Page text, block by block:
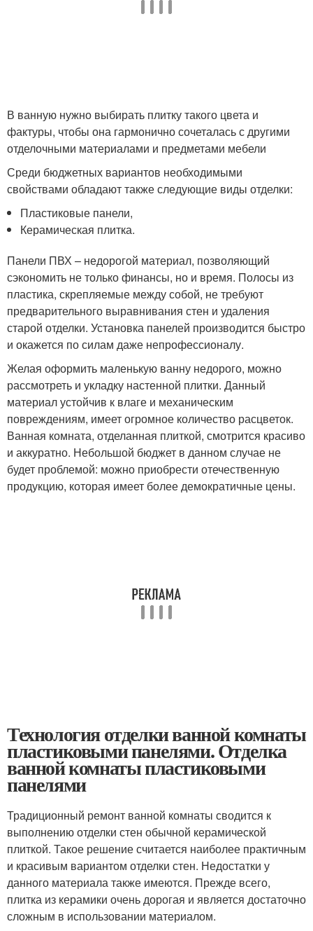
В ванную нужно выбирать плитку такого цвета и
фактуры, чтобы она гармонично сочеталась с другими
отделочными материалами и предметами мебели
Среди бюджетных вариантов необходимыми
свойствами обладают также следующие виды отделки:
Пластиковые панели,
Керамическая плитка.
Панели ПВХ – недорогой материал, позволяющий
сэкономить не только финансы, но и время. Полосы из
пластика, скрепляемые между собой, не требуют
предварительного выравнивания стен и удаления
старой отделки. Установка панелей производится быстро
и окажется по силам даже непрофессионалу.
Желая оформить маленькую ванну недорого, можно
рассмотреть и укладку настенной плитки. Данный
материал устойчив к влаге и механическим
повреждениям, имеет огромное количество расцветок.
Ванная комната, отделанная плиткой, смотрится красиво
и аккуратно. Небольшой бюджет в данном случае не
будет проблемой: можно приобрести отечественную
продукцию, которая имеет более демократичные цены.
Технология отделки ванной комнаты
пластиковыми панелями. Отделка
ванной комнаты пластиковыми
панелями
Традиционный ремонт ванной комнаты сводится к
выполнению отделки стен обычной керамической
плиткой. Такое решение считается наиболее практичным
и красивым вариантом отделки стен. Недостатки у
данного материала также имеются. Прежде всего,
плитка из керамики очень дорогая и является достаточно
сложным в использовании материалом.